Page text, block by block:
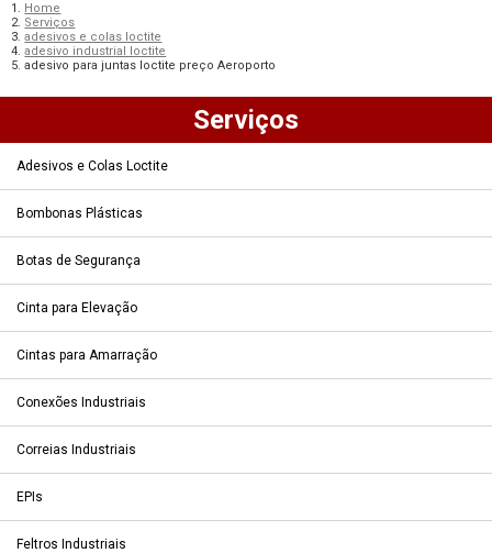
Home
Serviços
adesivos e colas loctite
adesivo industrial loctite
adesivo para juntas loctite preço Aeroporto
Serviços
Adesivos e Colas Loctite
Bombonas Plásticas
Botas de Segurança
Cinta para Elevação
Cintas para Amarração
Conexões Industriais
Correias Industriais
EPIs
Feltros Industriais